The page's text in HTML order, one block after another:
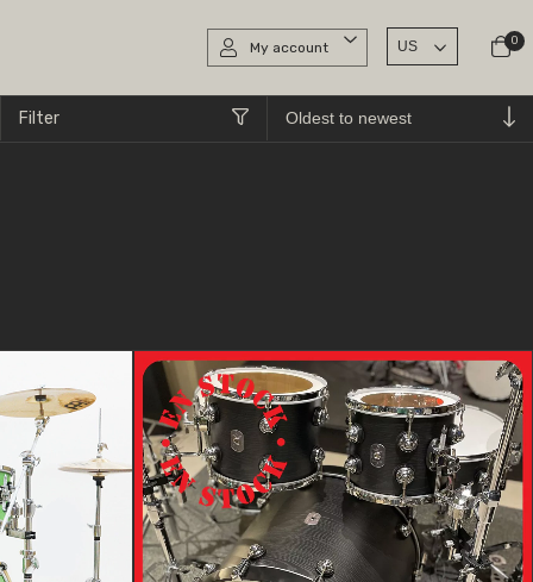
My account 0
Filter